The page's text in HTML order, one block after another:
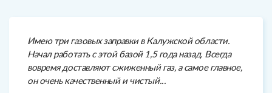
Имею три газовых заправки в Калужской области.
Начал работать с этой базой 1,5 года назад. Всегда
вовремя доставляют сжиженный газ, а самое главное,
он очень качественный и чистый...